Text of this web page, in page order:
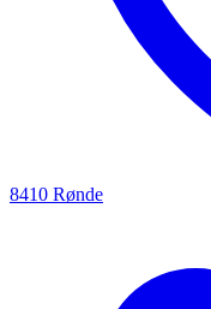
8410 Rønde